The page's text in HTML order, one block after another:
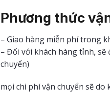
Phương thức
– Giao hàng miễn phí trong
– Đối với khách hàng tỉnh,
chuyển)
mọi chi phí vận chuyển sẽ